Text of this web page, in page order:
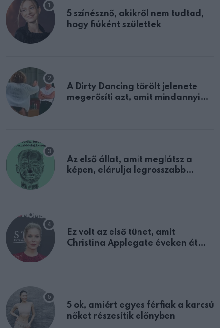
5 színésznő, akikről nem tudtad,
hogy fiúként születtek
A Dirty Dancing törölt jelenete
megerősíti azt, amit mindannyian
Az első állat, amit meglátsz a
képen, elárulja legrosszabb
Ez volt az első tünet, amit
Christina Applegate éveken át
5 ok, amiért egyes férfiak a karcsú
nőket részesítik előnyben